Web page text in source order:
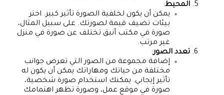
المحيط:
يمكن أن يكون لخلفية الصورة تأثير كبير. اختر
بيئات تضيف قيمة لصورتك. على سبيل المثال،
صورة في مكتب أنيق تختلف عن صورة في منزل
غير مرتب.
تعدد الصور:
إضافة مجموعة من الصور التي تعرض جوانب
مختلفة من حياتك ومهاراتك يمكن أن يكون له
تأثير إيجابي. يمكنك استخدام صورة شخصية،
صورة في موقع عمل، وصورة تظهر اهتمامك